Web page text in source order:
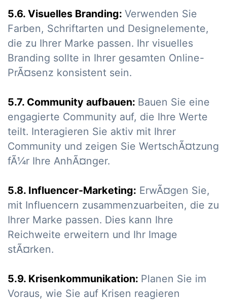
5.6. Visuelles Branding: Verwenden Sie
Farben, Schriftarten und Designelemente,
die zu Ihrer Marke passen. Ihr visuelles
Branding sollte in Ihrer gesamten Online-
PrÃ¤senz konsistent sein.
5.7. Community aufbauen: Bauen Sie eine
engagierte Community auf, die Ihre Werte
teilt. Interagieren Sie aktiv mit Ihrer
Community und zeigen Sie WertschÃ¤tzung
fÃ¼r Ihre AnhÃ¤nger.
5.8. Influencer-Marketing: ErwÃ¤gen Sie,
mit Influencern zusammenzuarbeiten, die zu
Ihrer Marke passen. Dies kann Ihre
Reichweite erweitern und Ihr Image
stÃ¤rken.
5.9. Krisenkommunikation: Planen Sie im
Voraus, wie Sie auf Krisen reagieren